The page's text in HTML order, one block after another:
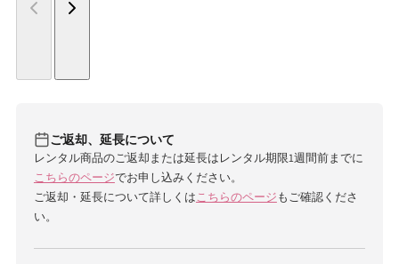
ご返却、延長について
レンタル商品のご返却または延長はレンタル期限1週間前までに
こちらのページでお申し込みください。
ご返却・延長について詳しくはこちらのページもご確認くださ
い。